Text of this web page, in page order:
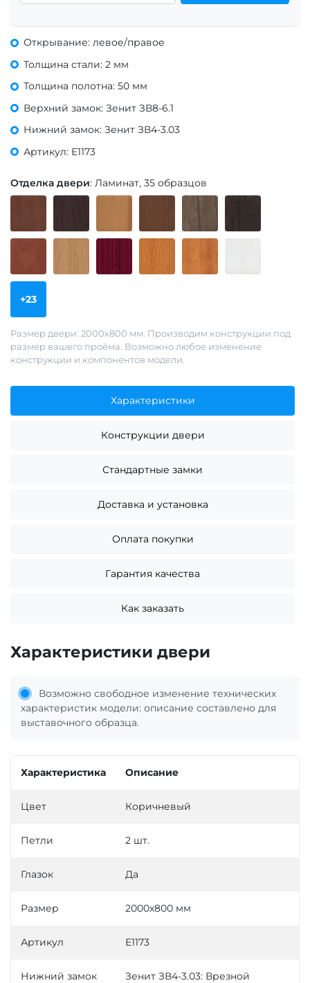
Открывание: левое/правое
Толщина стали: 2 мм
Толщина полотна: 50 мм
Верхний замок: Зенит ЗВ8-6.1
Нижний замок: Зенит ЗВ4-3.03
Артикул: Е1173
Отделка двери: Ламинат, 35 образцов
+23
Размер двери: 2000х800 мм. Производим конструкции под
размер вашего проёма. Возможно любое изменение
конструкции и компонентов модели.
Характеристики
Конструкции двери
Стандартные замки
Доставка и установка
Оплата покупки
Гарантия качества
Как заказать
Характеристики двери
Возможно свободное изменение технических
характеристик модели: описание составлено для
выставочного образца.
Характеристика Описание
Цвет Коричневый
Петли 2 шт.
Глазок Да
Размер 2000х800 мм
Артикул Е1173
Нижний замок
Зенит ЗВ4-3.03: Врезной